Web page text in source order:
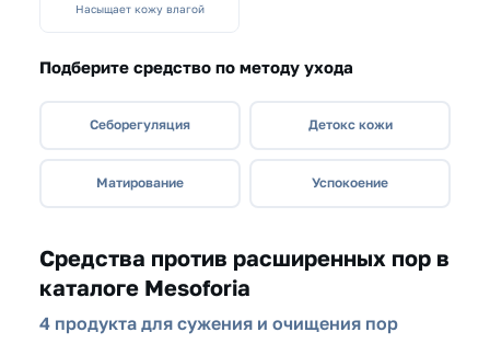
Насыщает кожу влагой
Подберите средство по методу ухода
Себорегуляция Детокс кожи
Матирование Успокоение
Средства против расширенных пор в
каталоге Mesoforia
4 продукта для сужения и очищения пор